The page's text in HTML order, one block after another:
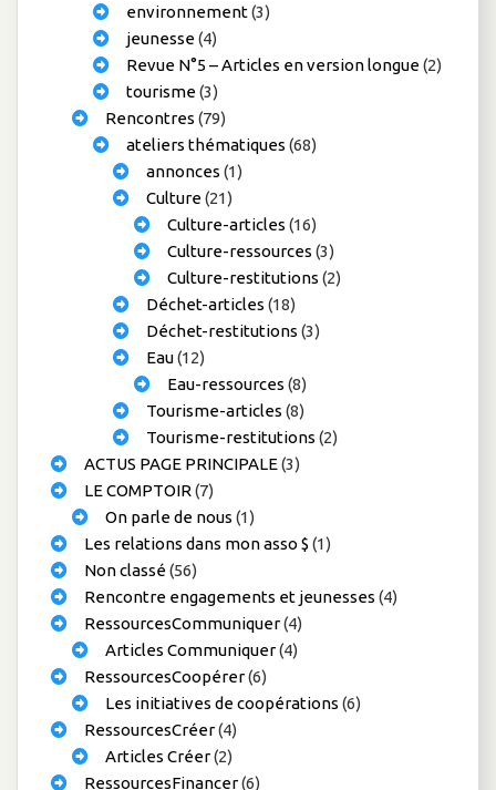
environnement(3)
jeunesse(4)
Revue N°5 – Articles en version longue(2)
tourisme(3)
Rencontres (79)
ateliers thématiques (68)
annonces (1)
Culture(21)
Culture-articles (16)
Culture-ressources (3)
Culture-restitutions (2)
Déchet-articles (18)
Déchet-restitutions (3)
Eau(12)
Eau-ressources (8)
Tourisme-articles (8)
Tourisme-restitutions (2)
ACTUS PAGE PRINCIPALE(3)
LE COMPTOIR (7)
On parle de nous (1)
Les relations dans mon asso $ (1)
Non classé(56)
Rencontre engagements et jeunesses (4)
RessourcesCommuniquer(4)
Articles Communiquer(4)
RessourcesCoopérer(6)
Les initiatives de coopérations (6)
RessourcesCréer(4)
Articles Créer(2)
RessourcesFinancer(6)